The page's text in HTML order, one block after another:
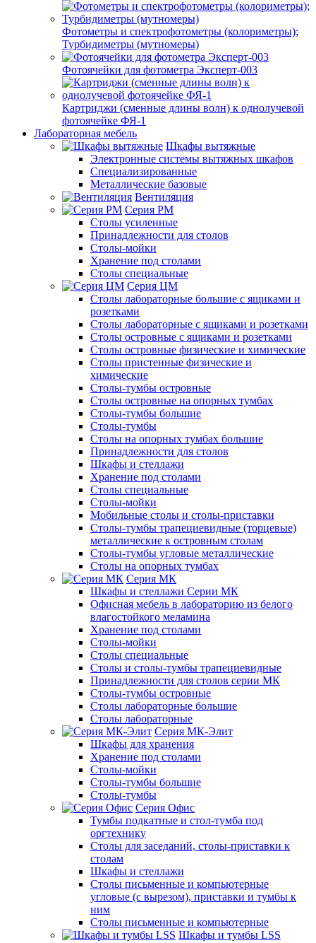
Фотометры и спектрофотометры (колориметры);
Турбидиметры (мутномеры)
Фотоячейки для фотометра Эксперт-003
Картриджи (сменные длины волн) к однолучевой
фотоячейке ФЯ-1
Лабораторная мебель
Шкафы вытяжные
Электронные системы вытяжных шкафов
Специализированные
Металлические базовые
Вентиляция
Серия РМ
Столы усиленные
Принадлежности для столов
Столы-мойки
Хранение под столами
Столы специальные
Серия ЦМ
Столы лабораторные большие с ящиками и
розетками
Столы лабораторные с ящиками и розетками
Столы островные с ящиками и розетками
Столы островные физические и химические
Столы пристенные физические и
химические
Столы-тумбы островные
Столы островные на опорных тумбах
Столы-тумбы большие
Столы-тумбы
Столы на опорных тумбах большие
Принадлежности для столов
Шкафы и стеллажи
Хранение под столами
Столы специальные
Столы-мойки
Мобильные столы и столы-приставки
Столы-тумбы трапециевидные (торцевые)
металлические к островным столам
Столы-тумбы угловые металлические
Столы на опорных тумбах
Серия МК
Шкафы и стеллажи Серии МК
Офисная мебель в лабораторию из белого
влагостойкого меламина
Хранение под столами
Столы-мойки
Столы специальные
Столы и столы-тумбы трапециевидные
Принадлежности для столов серии МК
Столы-тумбы островные
Столы лабораторные большие
Столы лабораторные
Серия МК-Элит
Шкафы для хранения
Хранение под столами
Столы-мойки
Столы-тумбы большие
Столы-тумбы
Серия Офис
Тумбы подкатные и стол-тумба под
оргтехнику
Столы для заседаний, столы-приставки к
столам
Шкафы и стеллажи
Столы письменные и компьютерные
угловые (с вырезом), приставки и тумбы к
ним
Столы письменные и компьютерные
Шкафы и тумбы LSS